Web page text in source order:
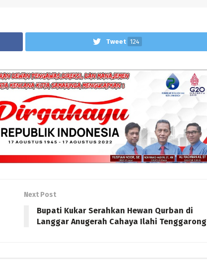
Tweet 124
Next Post
Bupati Kukar Serahkan Hewan Qurban di
Langgar Anugerah Cahaya Ilahi Tenggarong